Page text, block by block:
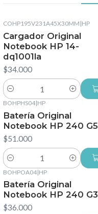
COHP195V231A45X30MM |HP
Cargador Original
Notebook HP 14-
dq1001la
$34.000
Cantidad
BOHPHS04|HP
Batería Original
Notebook HP 240 G5
$51.000
Cantidad
BOHPOA04|HP
Batería Original
Notebook HP 240 G3
$36.000